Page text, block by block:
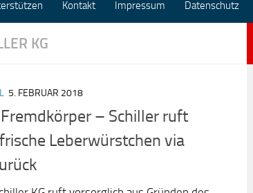
Kontakt Impressum Datenschutz
KG
5. FEBRUAR 2018
– Schiller ruft
Leberwürstchen via